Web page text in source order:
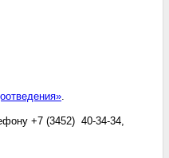
.
+7 (3452) 40-34-34,